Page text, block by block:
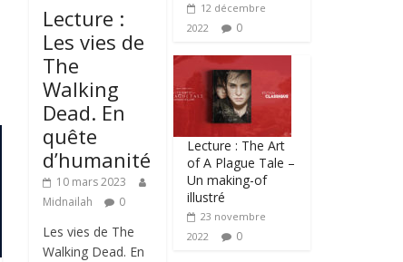
Lecture :
Les vies de
The
Walking
Dead. En
quête
d’humanité
10 mars 2023
Midnailah
0
Les vies de The
Walking Dead. En
12 décembre
2022
0
Lecture : The Art
of A Plague Tale –
Un making-of
illustré
23 novembre
2022
0